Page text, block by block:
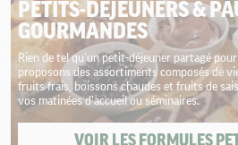
PETITS-DÉJEUNERS &
GOURMANDES
Rien de tel qu’un petit-déjeuner partagé
proposons des assortiments composés de
fruits frais, boissons chaudes et fruits de
vos matinées d’accueil ou séminaires.